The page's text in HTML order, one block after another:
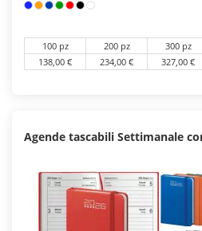
100 pz 200 pz 300 pz
138,00 €
234,00 € 327,00 €
Agende tascabili Settimanale